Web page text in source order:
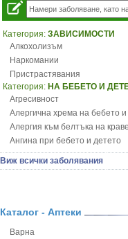
Категория: ЗАВИСИМОСТИ
Алкохолизъм
Наркомании
Пристрастявания
Категория: НА БЕБЕТО И
Агресивност
Алергична хрема на бебето и
Алергия към белтъка на
Ангина при бебето и детето
Анемия при бебето и детето
Апетит - пълни деца
Бронхиална астма при
Виж всички заболявания
Каталог - Аптеки
Варна